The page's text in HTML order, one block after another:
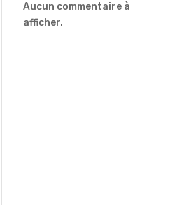
Aucun commentaire à
afficher.